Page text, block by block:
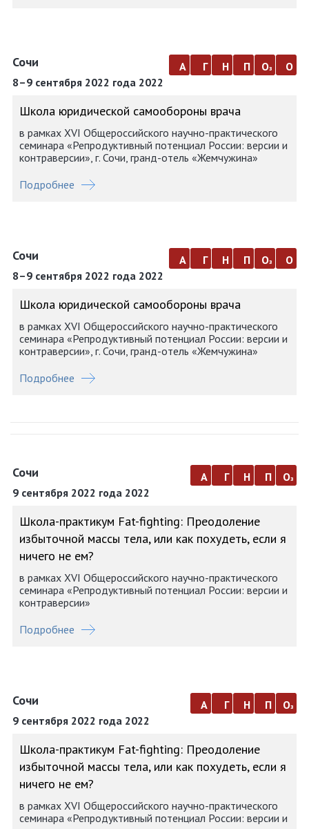
Сочи
8–9 сентября 2022 года 2022
а г н п оз о
Школа юридической самообороны врача
в рамках XVI Общероссийского научно-практического
семинара «Репродуктивный потенциал России: версии и
контраверсии», г. Сочи, гранд-отель «Жемчужина»
Подробнее
Сочи
8–9 сентября 2022 года 2022
а г н п оз о
Школа юридической самообороны врача
в рамках XVI Общероссийского научно-практического
семинара «Репродуктивный потенциал России: версии и
контраверсии», г. Сочи, гранд-отель «Жемчужина»
Подробнее
Сочи
9 сентября 2022 года 2022
а г н п оз
Школа-практикум Fat-fighting: Преодоление
избыточной массы тела, или как похудеть, если я
ничего не ем?
в рамках XVI Общероссийского научно-практического
семинара «Репродуктивный потенциал России: версии и
контраверсии»
Подробнее
Сочи
9 сентября 2022 года 2022
а г н п оз
Школа-практикум Fat-fighting: Преодоление
избыточной массы тела, или как похудеть, если я
ничего не ем?
в рамках XVI Общероссийского научно-практического
семинара «Репродуктивный потенциал России: версии и